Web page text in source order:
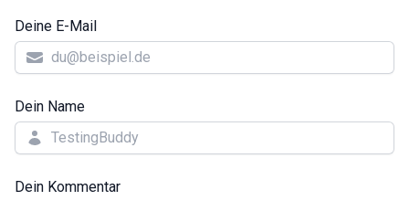
Deine E-Mail
Dein Name
Dein Kommentar